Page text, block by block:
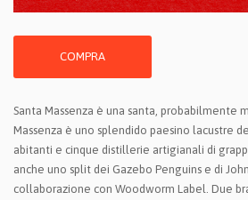
COMPRA
Santa Massenza è una santa, probabilmente
Massenza è uno splendido paesino lacustre
abitanti e cinque distillerie artigianali di
anche uno split dei Gazebo Penguins e di
collaborazione con Woodworm Label. Due